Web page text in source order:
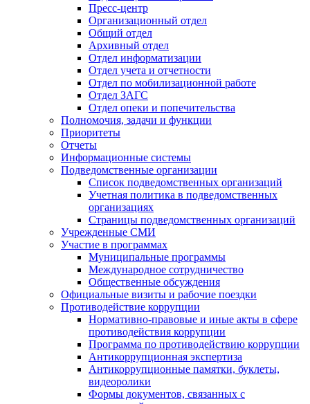
Пресс-центр
Организационный отдел
Общий отдел
Архивный отдел
Отдел информатизации
Отдел учета и отчетности
Отдел по мобилизационной работе
Отдел ЗАГС
Отдел опеки и попечительства
Полномочия, задачи и функции
Приоритеты
Отчеты
Информационные системы
Подведомственные организации
Список подведомственных организаций
Учетная политика в подведомственных
организациях
Страницы подведомственных организаций
Учрежденные СМИ
Участие в программах
Муниципальные программы
Международное сотрудничество
Общественные обсуждения
Официальные визиты и рабочие поездки
Противодействие коррупции
Нормативно-правовые и иные акты в сфере
противодействия коррупции
Программа по противодействию коррупции
Антикоррупционная экспертиза
Антикоррупционные памятки, буклеты,
видеоролики
Формы документов, связанных с